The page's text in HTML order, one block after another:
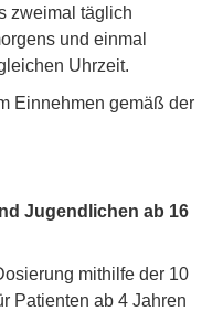
zweimal täglich
und einmal
Uhrzeit.
Einnehmen gemäß der
Jugendlichen ab 16
mithilfe der 10
Patienten ab 4 Jahren